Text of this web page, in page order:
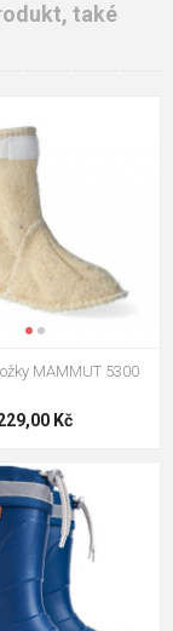
také
MAMMUT 5300
Kč